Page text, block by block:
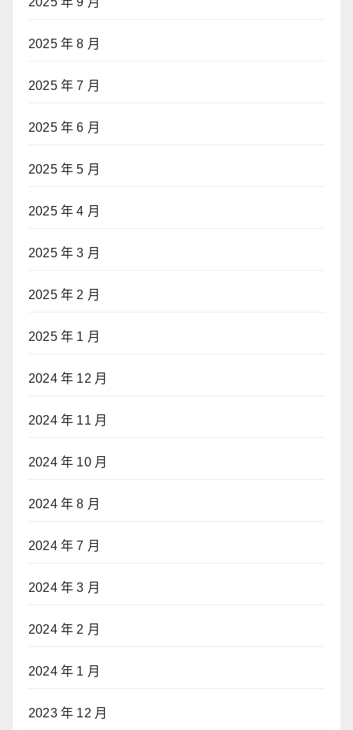
2025 年 8 月
2025 年 7 月
2025 年 6 月
2025 年 5 月
2025 年 4 月
2025 年 3 月
2025 年 2 月
2025 年 1 月
2024 年 12 月
2024 年 11 月
2024 年 10 月
2024 年 8 月
2024 年 7 月
2024 年 3 月
2024 年 2 月
2024 年 1 月
2023 年 12 月